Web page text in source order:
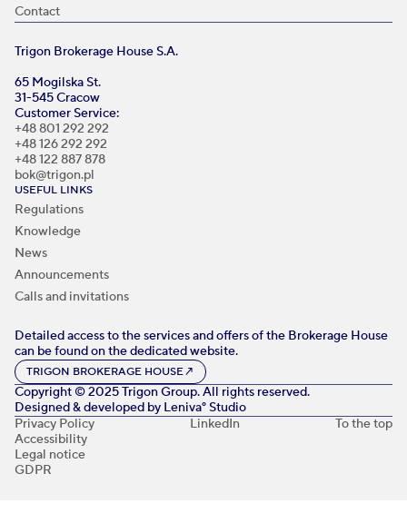
Contact
Trigon Brokerage House S.A.
65 Mogilska St.
31-545 Cracow
Customer Service:
+48 801 292 292
+48 126 292 292
+48 122 887 878
bok@trigon.pl
USEFUL LINKS
Regulations
Knowledge
News
Announcements
Calls and invitations
Detailed access to the services and offers of the Brokerage House
can be found on the dedicated website.
TRIGON BROKERAGE HOUSE↗
Copyright © 2025 Trigon Group. All rights reserved.
Designed & developed by Leniva° Studio
Privacy Policy
Accessibility
Legal notice
GDPR
LinkedIn To the top